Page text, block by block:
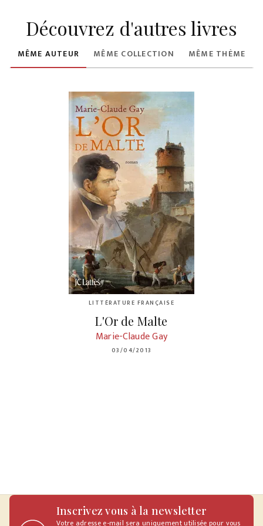
Découvrez d'autres livres
MÊME AUTEUR MÊME COLLECTION MÊME THÈME
LITTÉRATURE FRANÇAISE
L'Or de Malte
Marie-Claude Gay
03/04/2013
Inscrivez vous à la newsletter
Votre adresse e-mail sera uniquement utilisée pour vous